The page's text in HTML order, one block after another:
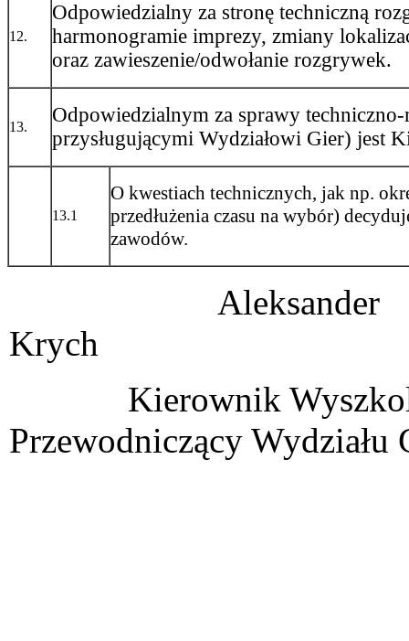
12.
Odpowiedzialny za stronę techniczną
harmonogramie imprezy, zmiany
oraz zawieszenie/odwołanie rozgrywek.
13.
Odpowiedzialnym za sprawy
przysługującymi Wydziałowi Gier) jest
13.1
O kwestiach technicznych, jak np.
przedłużenia czasu na wybór)
zawodów.
Aleksander
Krych
Kierownik
Przewodniczący Wydziału